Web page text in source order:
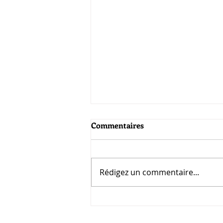
Commentaires
Rédigez un commentaire...